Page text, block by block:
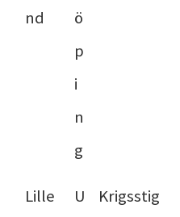
nd
ö
p
i
n
g
Lille
U
Krigsstig